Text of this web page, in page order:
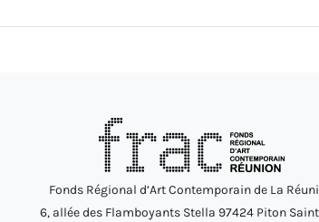
Fonds Régional d’Art Contemporain de La
6, allée des Flamboyants Stella 97424 Piton